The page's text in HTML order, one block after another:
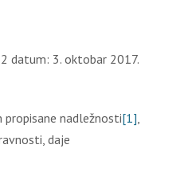
datum: 3. oktobar 2017.
propisane nadležnosti[1],
daje